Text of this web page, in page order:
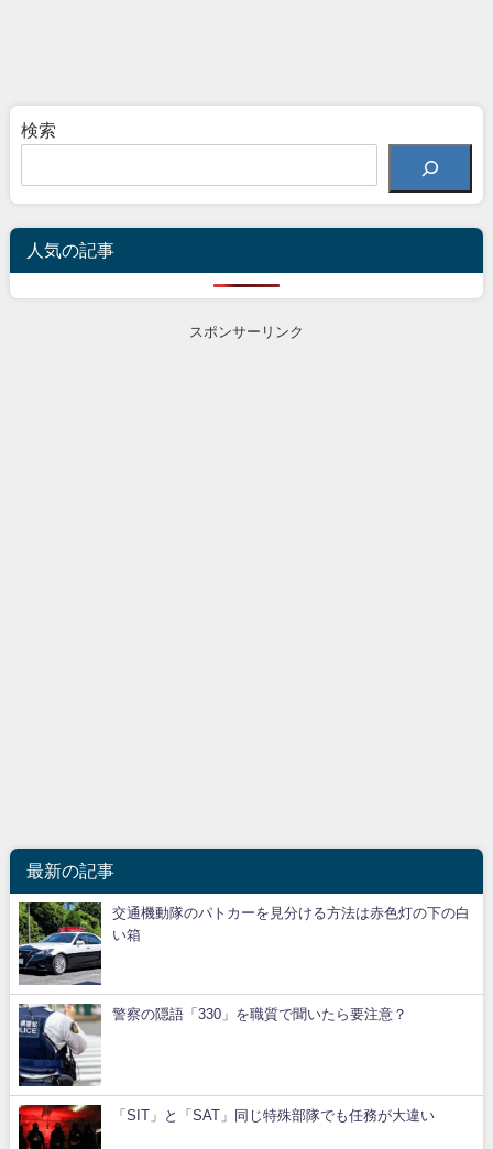
検索
人気の記事
スポンサーリンク
最新の記事
交通機動隊のパトカーを見分ける方法は赤色灯の下の白
い箱
警察の隠語「330」を職質で聞いたら要注意？
「SIT」と「SAT」同じ特殊部隊でも任務が大違い